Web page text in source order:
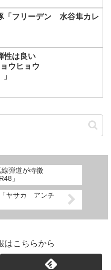
「フリーデン 水谷隼カレ
性は良い
ウヒョウ
弾道が特徴
」
ヤサカ アンチ
はこちらから